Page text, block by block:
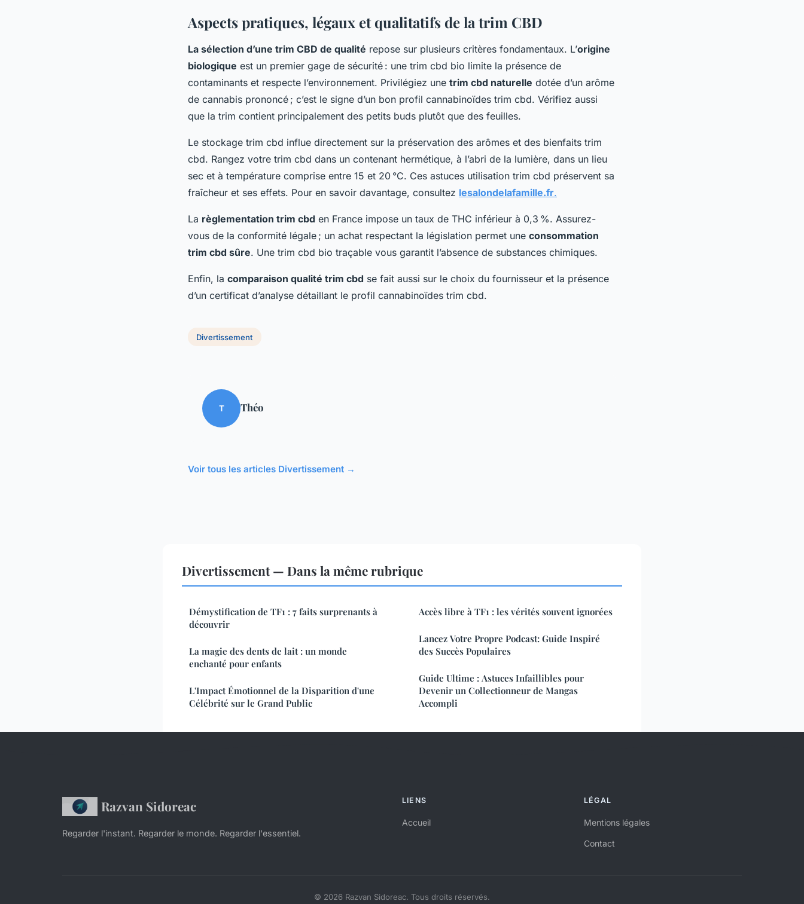
Aspects pratiques, légaux et qualitatifs de la trim CBD
La sélection d’une trim CBD de qualité repose sur plusieurs critères fondamentaux. L’origine
biologique est un premier gage de sécurité : une trim cbd bio limite la présence de
contaminants et respecte l’environnement. Privilégiez une trim cbd naturelle dotée d’un arôme
de cannabis prononcé ; c’est le signe d’un bon profil cannabinoïdes trim cbd. Vérifiez aussi
que la trim contient principalement des petits buds plutôt que des feuilles.
Le stockage trim cbd influe directement sur la préservation des arômes et des bienfaits trim
cbd. Rangez votre trim cbd dans un contenant hermétique, à l’abri de la lumière, dans un lieu
sec et à température comprise entre 15 et 20 °C. Ces astuces utilisation trim cbd préservent sa
fraîcheur et ses effets. Pour en savoir davantage, consultez lesalondelafamille.fr.
La règlementation trim cbd en France impose un taux de THC inférieur à 0,3 %. Assurez-
vous de la conformité légale ; un achat respectant la législation permet une consommation
trim cbd sûre. Une trim cbd bio traçable vous garantit l’absence de substances chimiques.
Enfin, la comparaison qualité trim cbd se fait aussi sur le choix du fournisseur et la présence
d’un certificat d’analyse détaillant le profil cannabinoïdes trim cbd.
Divertissement
T Théo
Voir tous les articles Divertissement →
Divertissement — Dans la même rubrique
Démystification de TF1 : 7 faits surprenants à
découvrir
La magie des dents de lait : un monde
enchanté pour enfants
L'Impact Émotionnel de la Disparition d'une
Célébrité sur le Grand Public
Accès libre à TF1 : les vérités souvent ignorées
Lancez Votre Propre Podcast: Guide Inspiré
des Succès Populaires
Guide Ultime : Astuces Infaillibles pour
Devenir un Collectionneur de Mangas
Accompli
Razvan Sidoreac
Regarder l'instant. Regarder le monde. Regarder l'essentiel.
LIENS
Accueil
LÉGAL
Mentions légales
Contact
© 2026 Razvan Sidoreac. Tous droits réservés.